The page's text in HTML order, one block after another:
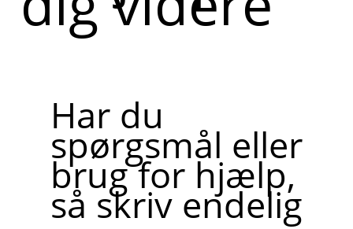
Har du
spørgsmål eller
brug for hjælp,
så skriv endelig